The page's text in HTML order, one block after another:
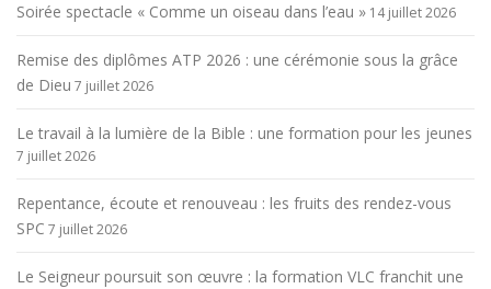
Soirée spectacle « Comme un oiseau dans l’eau » 14 juillet 2026
Remise des diplômes ATP 2026 : une cérémonie sous la grâce
de Dieu 7 juillet 2026
Le travail à la lumière de la Bible : une formation pour les jeunes
7 juillet 2026
Repentance, écoute et renouveau : les fruits des rendez-vous
SPC 7 juillet 2026
Le Seigneur poursuit son œuvre : la formation VLC franchit une